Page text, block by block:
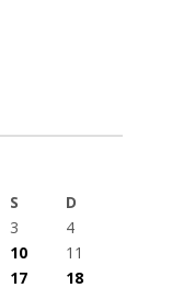
S
D
3
4
10
11
17
18